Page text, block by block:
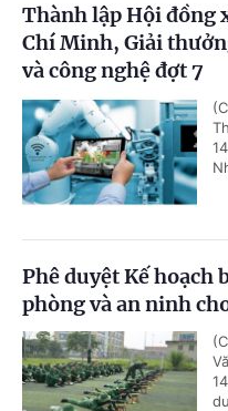
Thành lập Hội đồng
Chí Minh, Giải
và công nghệ đợt 7
Phê duyệt Kế hoạch
phòng và an ninh